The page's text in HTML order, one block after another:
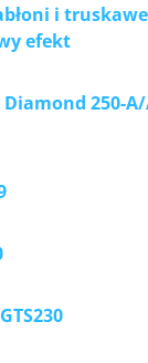
i
efekt
250-